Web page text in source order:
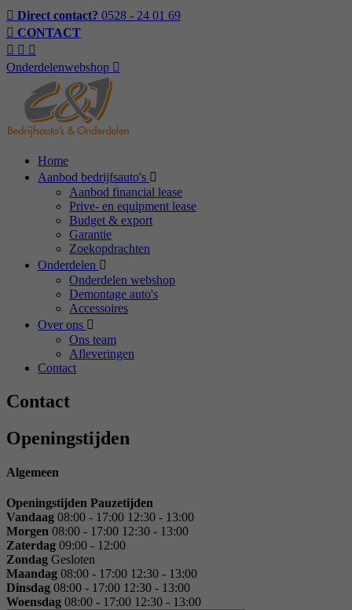
Direct contact? 0528 - 24 01 69
CONTACT
Onderdelenwebshop
Home
Aanbod bedrijfsauto's
Aanbod financial lease
Prive- en equipment lease
Budget & export
Garantie
Zoekopdrachten
Onderdelen
Onderdelen webshop
Demontage auto's
Accessoires
Over ons
Ons team
Afleveringen
Contact
Contact
Openingstijden
Algemeen
Openingstijden Pauzetijden
Vandaag 08:00 - 17:00 12:30 - 13:00
Morgen 08:00 - 17:00 12:30 - 13:00
Zaterdag 09:00 - 12:00
Zondag Gesloten
Maandag 08:00 - 17:00 12:30 - 13:00
Dinsdag 08:00 - 17:00 12:30 - 13:00
Woensdag 08:00 - 17:00 12:30 - 13:00